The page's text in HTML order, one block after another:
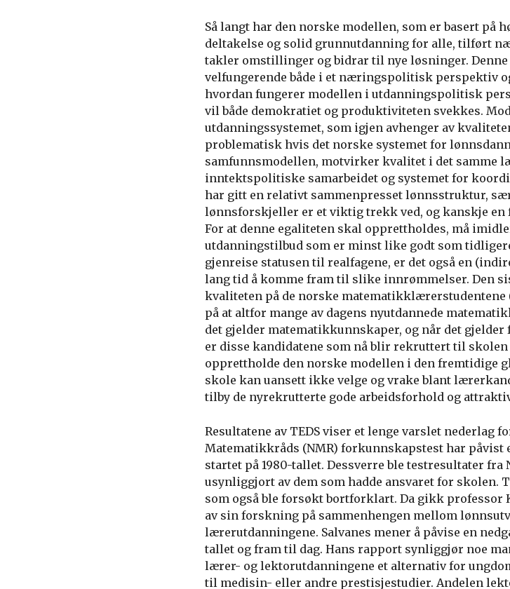
Så langt har den norske modellen, som er basert på
deltakelse og solid grunnutdanning for alle, tilført
takler omstillinger og bidrar til nye løsninger.
velfungerende både i et næringspolitisk perspektiv
hvordan fungerer modellen i utdanningspolitisk
vil både demokratiet og produktiviteten svekkes.
utdanningssystemet, som igjen avhenger av
problematisk hvis det norske systemet for
samfunnsmodellen, motvirker kvalitet i det samme
inntektspolitiske samarbeidet og systemet for
har gitt en relativt sammenpresset lønnsstruktur,
lønnsforskjeller er et viktig trekk ved, og kanskje en
For at denne egaliteten skal opprettholdes, må
utdanningstilbud som er minst like godt som
gjenreise statusen til realfagene, er det også en
lang tid å komme fram til slike innrømmelser. Den
kvaliteten på de norske matematikklærerstudentene
på at altfor mange av dagens nyutdannede
det gjelder matematikkunnskaper, og når det
er disse kandidatene som nå blir rekruttert til skolen
opprettholde den norske modellen i den fremtidige
skole kan uansett ikke velge og vrake blant
tilby de nyrekrutterte gode arbeidsforhold og
Resultatene av TEDS viser et lenge varslet nederlag
Matematikkråds (NMR) forkunnskapstest har
startet på 1980-tallet. Dessverre ble testresultater
usynliggjort av dem som hadde ansvaret for
som også ble forsøkt bortforklart. Da gikk professor
av sin forskning på sammenhengen mellom
lærerutdanningene. Salvanes mener å påvise en
tallet og fram til dag. Hans rapport synliggjør noe
lærer- og lektorutdanningene et alternativ for
til medisin- eller andre prestisjestudier. Andelen